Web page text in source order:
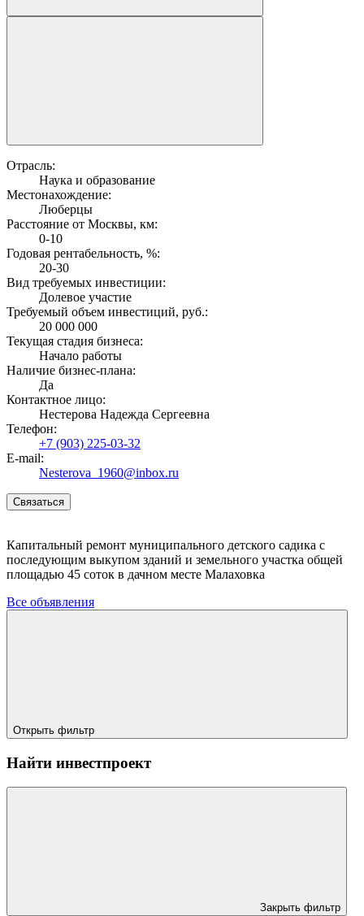
Отрасль:
Наука и образование
Местонахождение:
Люберцы
Расстояние от Москвы, км:
0-10
Годовая рентабельность, %:
20-30
Вид требуемых инвестиции:
Долевое участие
Требуемый объем инвестиций, руб.:
20 000 000
Текущая стадия бизнеса:
Начало работы
Наличие бизнес-плана:
Да
Контактное лицо:
Нестерова Надежда Сергеевна
Телефон:
+7 (903) 225-03-32
E-mail:
Nesterova_1960@inbox.ru
Связаться
Капитальный ремонт муниципального детского садика с
последующим выкупом зданий и земельного участка общей
площадью 45 соток в дачном месте Малаховка
Все объявления
Открыть фильтр
Найти инвестпроект
Закрыть фильтр